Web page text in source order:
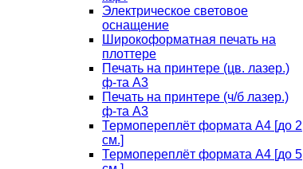
Электрическое световое
оснащение
Широкоформатная печать на
плоттере
Печать на принтере (цв. лазер.)
ф-та А3
Печать на принтере (ч/б лазер.)
ф-та А3
Термопереплёт формата А4 [до 2
см.]
Термопереплёт формата А4 [до 5